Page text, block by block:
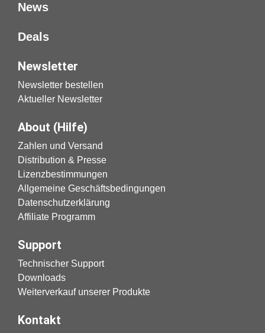
News
Deals
Newsletter
Newsletter bestellen
Aktueller Newsletter
About (Hilfe)
Zahlen und Versand
Distribution & Presse
Lizenzbestimmungen
Allgemeine Geschäftsbedingungen
Datenschutzerklärung
Affiliate Programm
Support
Technischer Support
Downloads
Weiterverkauf unserer Produkte
Kontakt